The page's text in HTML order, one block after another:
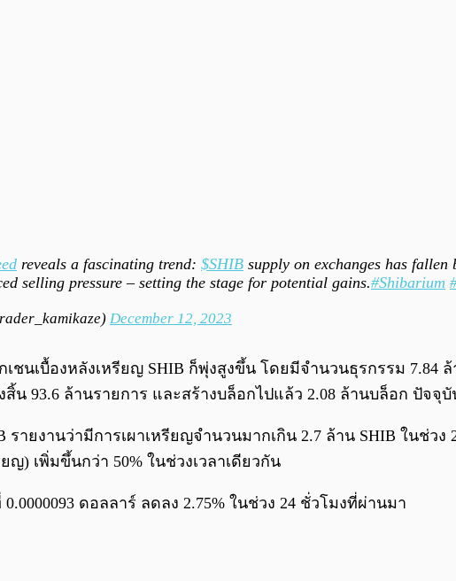
reveals a fascinating trend: $SHIB supply on exchanges has
selling pressure – setting the stage for potential gains.#Shibarium
December 12, 2023
นเบื้องหลังเหรียญ SHIB ก็พุ่งสูงขึ้น โดยมีจำนวนธุรกรรม 7.84
น 93.6 ล้านรายการ และสร้างบล็อกไปแล้ว 2.08 ล้านบล็อก ปัจจุ
รายงานว่ามีการเผาเหรียญจำนวนมากเกิน 2.7 ล้าน SHIB ในช่ว
ญ) เพิ่มขึ้นกว่า 50% ในช่วงเวลาเดียวกัน
ดอลลาร์ ลดลง 2.75% ในช่วง 24 ชั่วโมงที่ผ่านมา